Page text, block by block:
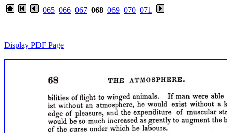
065 066 067 068 069 070 071
Display PDF Page